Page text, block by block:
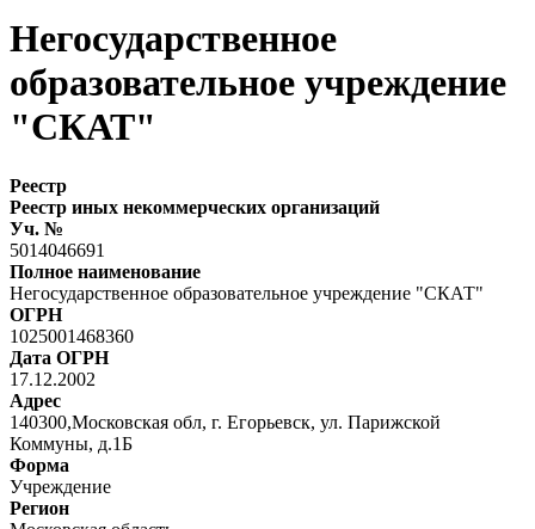
Негосударственное
образовательное учреждение
"СКАТ"
Реестр
Реестр иных некоммерческих организаций
Уч. №
5014046691
Полное наименование
Негосударственное образовательное учреждение "СКАТ"
ОГРН
1025001468360
Дата ОГРН
17.12.2002
Адрес
140300,Московская обл, г. Егорьевск, ул. Парижской
Коммуны, д.1Б
Форма
Учреждение
Регион